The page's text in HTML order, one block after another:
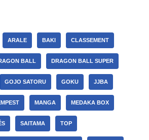
ARALE BAKI CLASSEMENT
BALL DRAGON BALL SUPER
GOJO SATORU GOKU JJBA
MANGA MEDAKA BOX
SAITAMA TOP